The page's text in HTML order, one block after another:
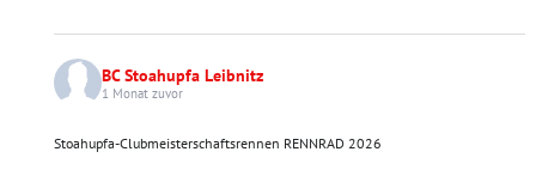
BC Stoahupfa Leibnitz
1 Monat zuvor
Stoahupfa-Clubmeisterschaftsrennen RENNRAD 2026